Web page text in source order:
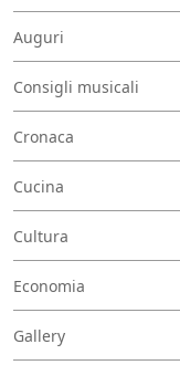
Auguri
Consigli musicali
Cronaca
Cucina
Cultura
Economia
Gallery